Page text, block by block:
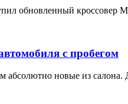
обновленный кроссовер
с пробегом
новые из